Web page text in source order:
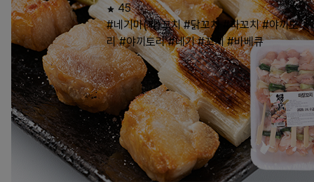
45
#네기마(파)꼬치 #닭꼬치 #파꼬치 #야끼도
리 #야끼토리 #네기 #꼬치 #바베큐